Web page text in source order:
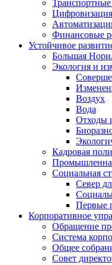
Цифровизация
Финансовые
Устойчивое
Большая
Экология и
Воздух
Вода
Отходы
Кадровая
Социальная
Север
Первые
Корпоративное
Обращение
Система
Общее
Совет